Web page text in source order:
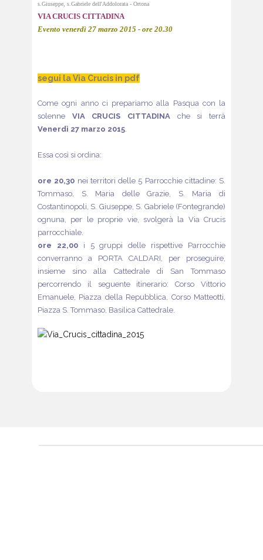
s.Giuseppe, s.Gabriele dell'Addolorata - Ortona
VIA CRUCIS CITTADINA
Evento venerdì 27 marzo 2015 - ore 20.30
segui la Via Crucis in pdf
Come ogni anno ci prepariamo alla Pasqua con la
solenne VIA CRUCIS CITTADINA che si terrà
Venerdì 27 marzo 2015.
Essa così si ordina:
ore 20,30 nei territori delle 5 Parrocchie cittadine: S.
Tommaso, S. Maria delle Grazie, S. Maria di
Costantinopoli, S. Giuseppe, S. Gabriele (Fontegrande)
ognuna, per le proprie vie, svolgerà la Via Crucis
parrocchiale.
ore 22,00i 5 gruppi delle rispettive Parrocchie
converranno a PORTA CALDARI, per proseguire,
insieme sino alla Cattedrale di San Tommaso
percorrendo il seguente itinerario: Corso Vittorio
Emanuele, Piazza della Repubblica, Corso Matteotti,
Piazza S. Tommaso, Basilica Cattedrale.